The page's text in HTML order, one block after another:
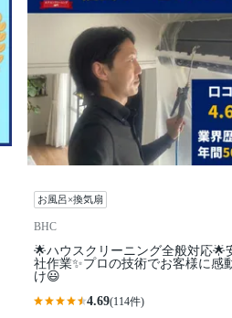
お風呂×換気扇
BHC
🌟ハウスクリーニング全般対応🌟
社作業✨プロの技術でお客様に感
け😃
4.69(114件)